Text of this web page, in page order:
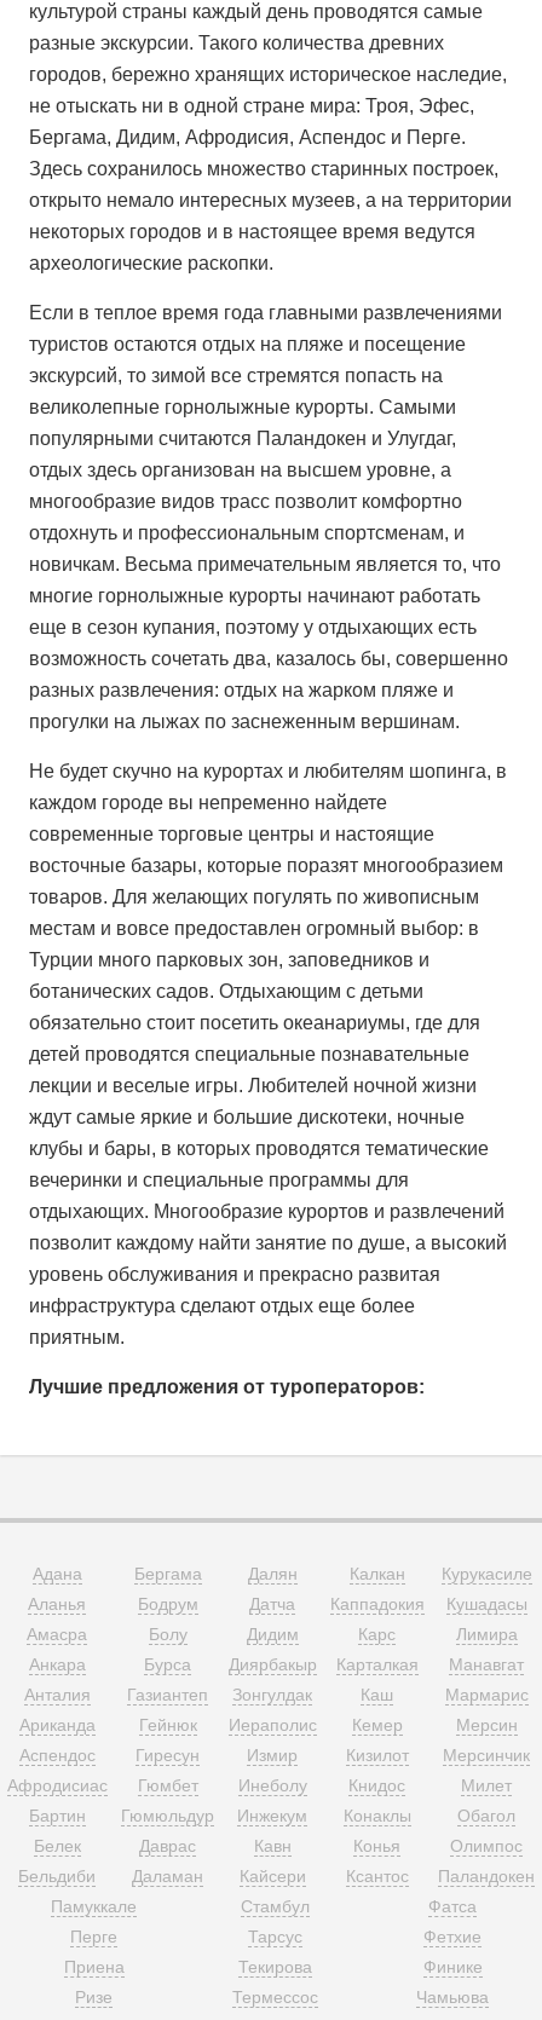
культурой страны каждый день проводятся самые
разные экскурсии. Такого количества древних
городов, бережно хранящих историческое наследие,
не отыскать ни в одной стране мира: Троя, Эфес,
Бергама, Дидим, Афродисия, Аспендос и Перге.
Здесь сохранилось множество старинных построек,
открыто немало интересных музеев, а на территории
некоторых городов и в настоящее время ведутся
археологические раскопки.
Если в теплое время года главными развлечениями
туристов остаются отдых на пляже и посещение
экскурсий, то зимой все стремятся попасть на
великолепные горнолыжные курорты. Самыми
популярными считаются Паландокен и Улугдаг,
отдых здесь организован на высшем уровне, а
многообразие видов трасс позволит комфортно
отдохнуть и профессиональным спортсменам, и
новичкам. Весьма примечательным является то, что
многие горнолыжные курорты начинают работать
еще в сезон купания, поэтому у отдыхающих есть
возможность сочетать два, казалось бы, совершенно
разных развлечения: отдых на жарком пляже и
прогулки на лыжах по заснеженным вершинам.
Не будет скучно на курортах и любителям шопинга, в
каждом городе вы непременно найдете
современные торговые центры и настоящие
восточные базары, которые поразят многообразием
товаров. Для желающих погулять по живописным
местам и вовсе предоставлен огромный выбор: в
Турции много парковых зон, заповедников и
ботанических садов. Отдыхающим с детьми
обязательно стоит посетить океанариумы, где для
детей проводятся специальные познавательные
лекции и веселые игры. Любителей ночной жизни
ждут самые яркие и большие дискотеки, ночные
клубы и бары, в которых проводятся тематические
вечеринки и специальные программы для
отдыхающих. Многообразие курортов и развлечений
позволит каждому найти занятие по душе, а высокий
уровень обслуживания и прекрасно развитая
инфраструктура сделают отдых еще более
приятным.
Лучшие предложения от туроператоров:
Адана
Аланья
Амасра
Анкара
Анталия
Ариканда
Аспендос
Афродисиас
Бартин
Белек
Бельдиби
Бергама
Бодрум
Болу
Бурса
Газиантеп
Гейнюк
Гиресун
Гюмбет
Гюмюльдур
Даврас
Даламан
Далян
Датча
Дидим
Диярбакыр
Зонгулдак
Иераполис
Измир
Инеболу
Инжекум
Кавн
Кайсери
Калкан
Каппадокия
Карс
Карталкая
Каш
Кемер
Кизилот
Книдос
Конаклы
Конья
Ксантос
Курукасиле
Кушадасы
Лимира
Манавгат
Мармарис
Мерсин
Мерсинчик
Милет
Обагол
Олимпос
Паландокен
Памуккале
Перге
Приена
Ризе
Стамбул
Тарсус
Текирова
Термессос
Фатса
Фетхие
Финике
Чамьюва